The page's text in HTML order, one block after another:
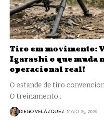
Tiro em movimento:
Igarashi o que muda
operacional real!
O estande de tiro
O treinamento…
DIEGO VELÁZQUEZ MAIO 25, 2026